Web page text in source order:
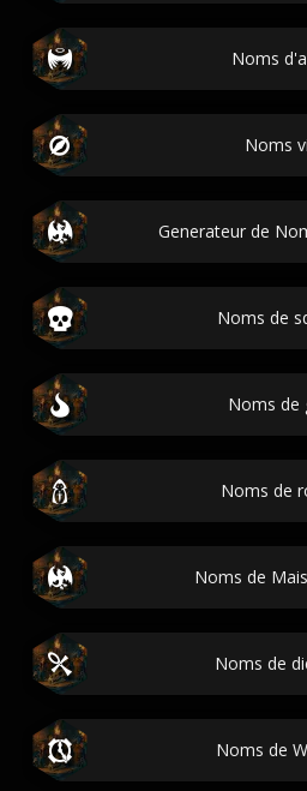
Noms
Noms
Generateur de
Noms de
Noms de
Noms de
Noms de
Noms de
Noms de